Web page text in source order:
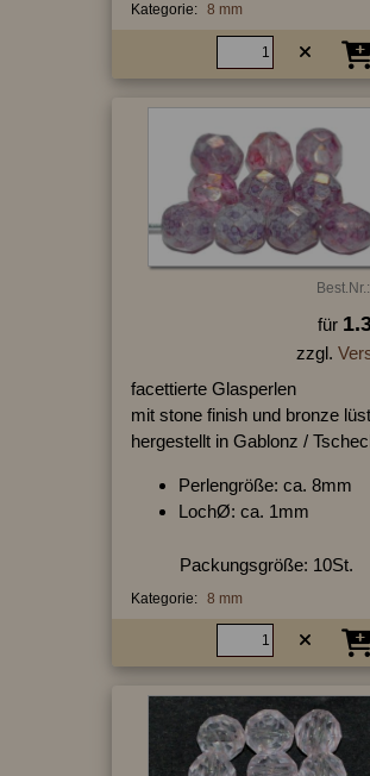
Kategorie: 8 mm
für
zzgl.
facettierte Glasperlen
mit stone finish und bronze
hergestellt in Gablonz /
Perlengröße: ca. 8mm
LochØ: ca. 1mm
Packungsgröße: 10St.
Kategorie: 8 mm